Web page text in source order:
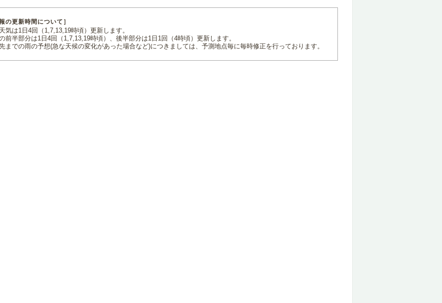
の更新時間について］
気は1日4回（1,7,13,19時頃）更新します。
前半部分は1日4回（1,7,13,19時頃）、後半部分は1日1回（4時頃）更新します。
までの雨の予想(急な天候の変化があった場合など)につきましては、予測地点毎に毎時修正を行っております。